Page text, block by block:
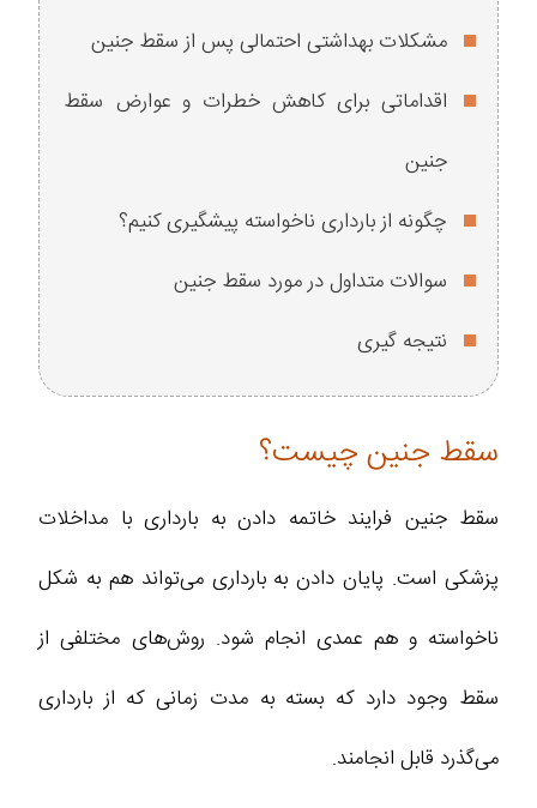
مشکلات بهداشتی احتمالی پس از سقط جنین
اقداماتی برای کاهش خطرات و عوارض سقط
جنین
چگونه از بارداری ناخواسته پیشگیری کنیم؟
سوالات متداول در مورد سقط جنین
نتیجه گیری
سقط جنین چیست؟
سقط جنین فرایند خاتمه دادن به بارداری با مداخلات
پزشکی است. پایان دادن به بارداری می‌تواند هم به شکل
ناخواسته و هم عمدی انجام شود. روش‌های مختلفی از
سقط وجود دارد که بسته به مدت زمانی که از بارداری
می‌گذرد قابل انجامند.